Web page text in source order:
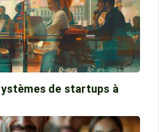
de startups à